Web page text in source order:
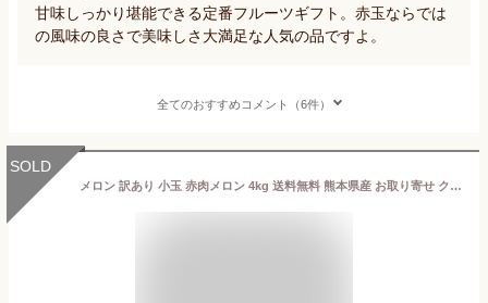
甘味しっかり堪能できる定番フルーツギフト。赤玉ならでは
の風味の良さで美味しさ大満足な人気の品ですよ。
全てのおすすめコメント（6件）
SOLD
メロン 訳あり 小玉 赤肉メロン 4kg 送料無料 熊本県産 お取り寄せ クインシーメロン フルーツ